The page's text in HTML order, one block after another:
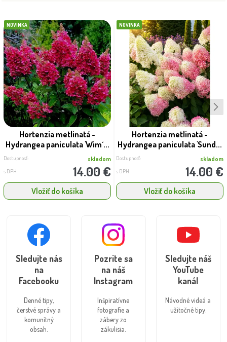
NOVINKA
Hortenzia metlinatá -
Hydrangea paniculata 'Wim´...
Dostupnosť: skladom
s DPH 14.00 €
Vložiť do košíka
NOVINKA
Hortenzia metlinatá -
Hydrangea paniculata 'Sund...
Dostupnosť: skladom
s DPH 14.00 €
Vložiť do košíka
Sledujte nás
na
Facebooku
Denné tipy,
čerstvé správy a
komunitný
obsah.
Pozrite sa
na náš
Instagram
Inšpiratívne
fotografie a
zábery zo
zákulisia.
Sledujte náš
YouTube
kanál
Návodné videá a
užitočné tipy.